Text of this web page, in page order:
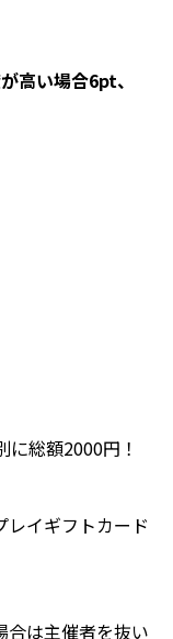
高い場合6pt、
に総額2000円！
イギフトカード
合は主催者を抜い